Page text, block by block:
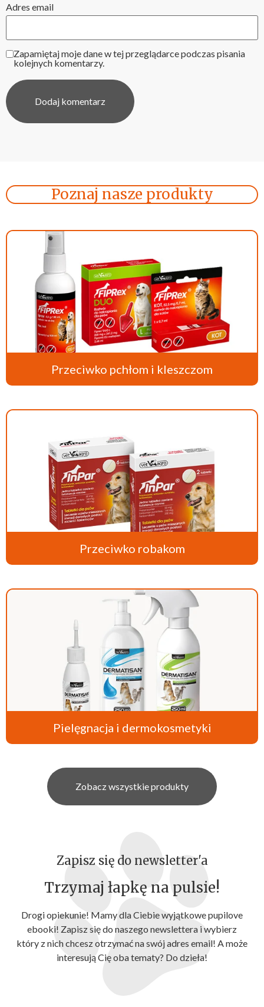
Adres email
Zapamiętaj moje dane w tej przeglądarce podczas pisania
kolejnych komentarzy.
Poznaj nasze produkty
Przeciwko pchłom i kleszczom
Przeciwko robakom
Pielęgnacja i dermokosmetyki
Zobacz wszystkie produkty
Zapisz się do newsletter'a
Trzymaj łapkę na pulsie!
Drogi opiekunie! Mamy dla Ciebie wyjątkowe pupilove
ebooki! Zapisz się do naszego newslettera i wybierz
który z nich chcesz otrzymać na swój adres email! A może
interesują Cię oba tematy? Do dzieła!